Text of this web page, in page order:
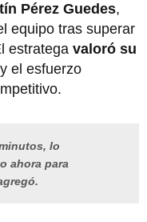
Pérez Guedes,
equipo tras superar
estratega valoró su
y el esfuerzo
lo
ahora para